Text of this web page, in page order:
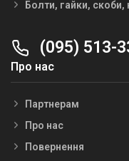
Болти, гайки,
(095) 513-
Про нас
Партнерам
Про нас
Повернення